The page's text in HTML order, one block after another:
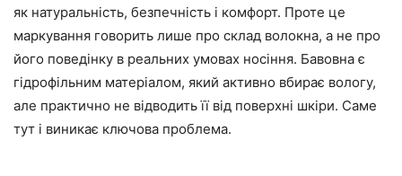
як натуральність, безпечність і комфорт. Проте це
маркування говорить лише про склад волокна, а не про
його поведінку в реальних умовах носіння. Бавовна є
гідрофільним матеріалом, який активно вбирає вологу,
але практично не відводить її від поверхні шкіри. Саме
тут і виникає ключова проблема.